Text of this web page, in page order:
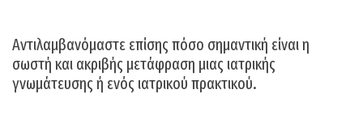
Αντιλαμβανόμαστε επίσης πόσο σημαντική είναι η
σωστή και ακριβής μετάφραση μιας ιατρικής
γνωμάτευσης ή ενός ιατρικού πρακτικού.